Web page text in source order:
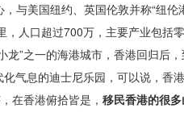
与美国纽约、英国伦敦并称“纽伦
人口超过700万，主要产业包括零
”之一的海港城市，香港回归后
气息的迪士尼乐园，可以说，香
在香港俯拾皆是， 移民香港的很